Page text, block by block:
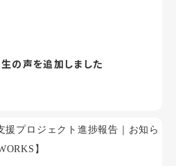
の声を追加しました